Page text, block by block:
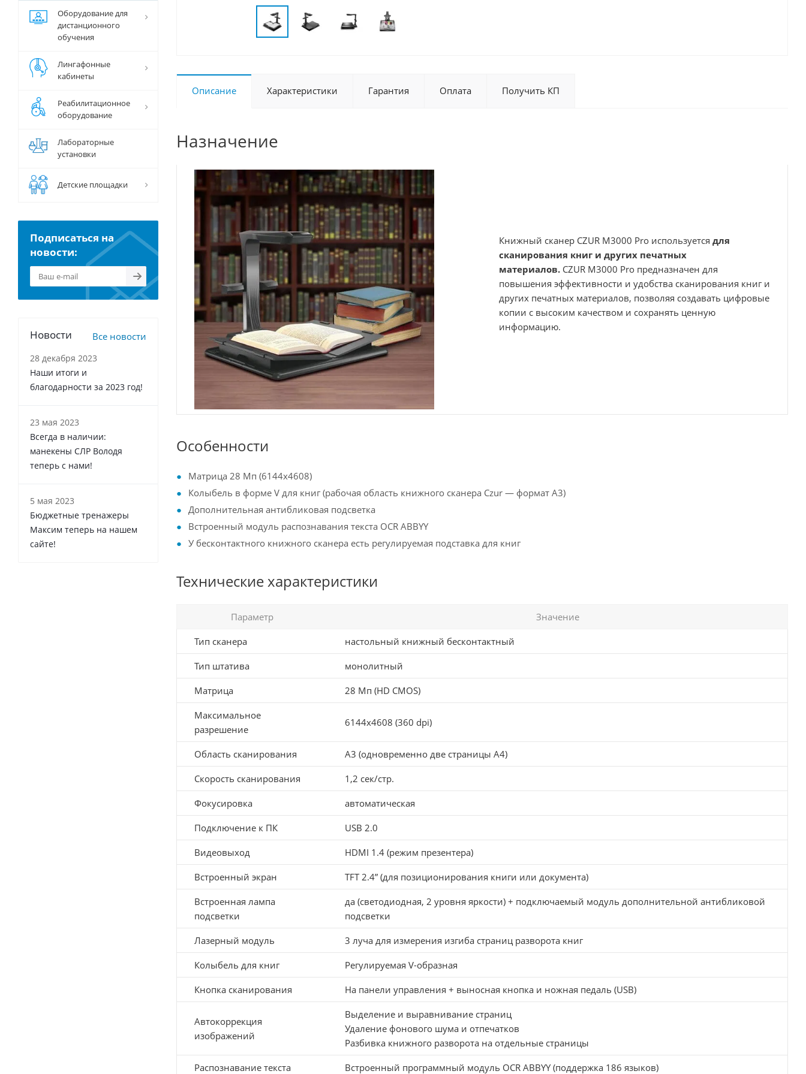
Описание Характеристики Гарантия Оплата Получить КП
Назначение
Книжный сканер CZUR M3000 Pro используется для
сканирования книг и других печатных
материалов. CZUR M3000 Pro предназначен для
повышения эффективности и удобства сканирования книг и
других печатных материалов, позволяя создавать цифровые
копии с высоким качеством и сохранять ценную
информацию.
Особенности
Матрица 28 Мп (6144x4608)
Колыбель в форме V для книг (рабочая область книжного сканера Czur — формат А3)
Дополнительная антибликовая подсветка
Встроенный модуль распознавания текста OCR ABBYY
У бесконтактного книжного сканера есть регулируемая подставка для книг
Технические характеристики
Параметр Значение
Тип сканера настольный книжный бесконтактный
Тип штатива монолитный
Матрица 28 Мп (HD CMOS)
Максимальное
разрешение
6144x4608 (360 dpi)
Область сканирования A3 (одновременно две страницы A4)
Скорость сканирования 1,2 сек/стр.
Фокусировка автоматическая
Подключение к ПК USB 2.0
Видеовыход HDMI 1.4 (режим презентера)
Встроенный экран TFT 2.4” (для позиционирования книги или документа)
Встроенная лампа
подсветки
да (светодиодная, 2 уровня яркости) + подключаемый модуль дополнительной антибликовой
подсветки
Лазерный модуль 3 луча для измерения изгиба страниц разворота книг
Колыбель для книг Регулируемая V-образная
Кнопка сканирования На панели управления + выносная кнопка и ножная педаль (USB)
Автокоррекция
изображений
Выделение и выравнивание страниц
Удаление фонового шума и отпечатков
Разбивка книжного разворота на отдельные страницы
Распознавание текста Встроенный программный модуль OCR ABBYY (поддержка 186 языков)
Оборудование для
дистанционного
обучения
Лингафонные
кабинеты
Реабилитационное
оборудование
Лабораторные
установки
Детские площадки
Подписаться на
новости:
Новости Все новости
28 декабря 2023
Наши итоги и
благодарности за 2023 год!
23 мая 2023
Всегда в наличии:
манекены СЛР Володя
теперь с нами!
5 мая 2023
Бюджетные тренажеры
Максим теперь на нашем
сайте!